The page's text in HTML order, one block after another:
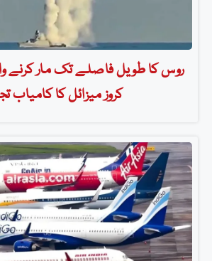
روس کا طویل فاصلے تک مار کرنے
کروز میزائل کا کامیاب